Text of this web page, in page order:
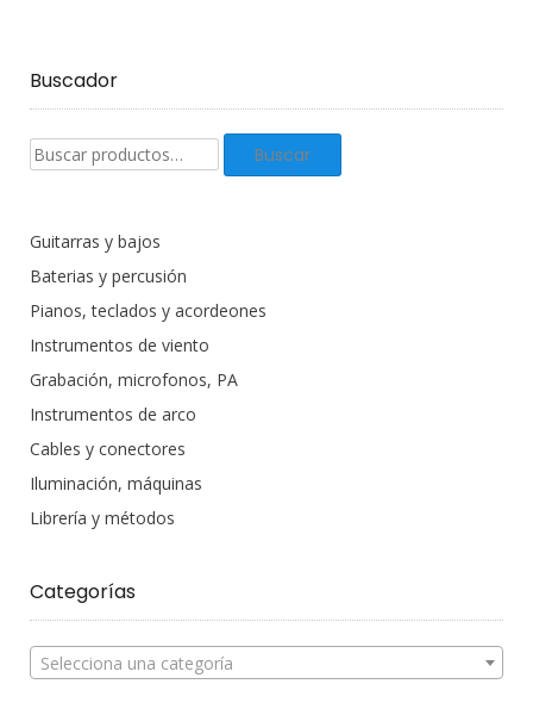
Buscador
Buscar
productos:
Buscar
Guitarras y bajos
Baterias y percusión
Pianos, teclados y acordeones
Instrumentos de viento
Grabación, microfonos, PA
Instrumentos de arco
Cables y conectores
Iluminación, máquinas
Librería y métodos
Categorías
Selecciona una categoría